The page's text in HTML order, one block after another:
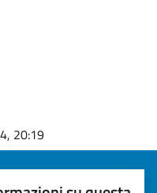
20:19